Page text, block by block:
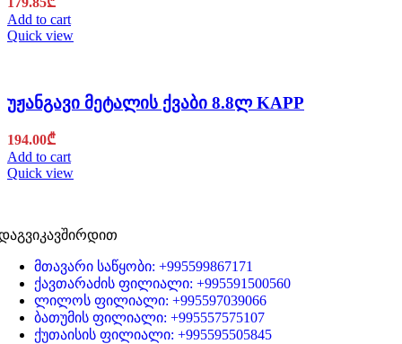
Add to cart
Quick view
უჟანგავი მეტალის ქვაბი 8.8ლ KAPP
194.00₾
Add to cart
Quick view
მთავარი საწყობი: +995599867171
ქავთარაძის ფილიალი: +995591500560
ლილოს ფილიალი: +995597039066
ბათუმის ფილიალი: +995557575107
ქუთაისის ფილიალი: +995595505845